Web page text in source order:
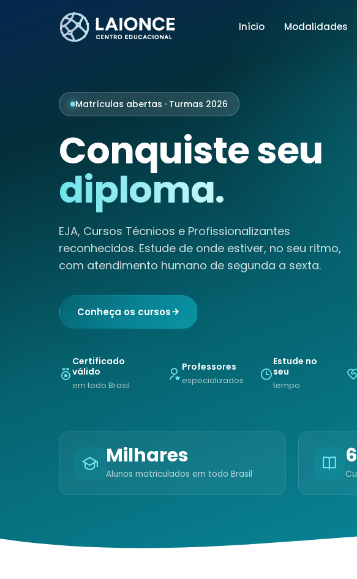
Início Modalidades
Matrículas abertas · Turmas 2026
Conquiste seu
diploma.
EJA, Cursos Técnicos e Profissionalizantes
reconhecidos. Estude de onde estiver, no seu ritmo,
com atendimento humano de segunda a sexta.
Conheça os cursos
Certificado
válido
em todo Brasil
Professores
especializados
Estude no
seu
tempo
Milhares
Alunos matriculados em todo Brasil